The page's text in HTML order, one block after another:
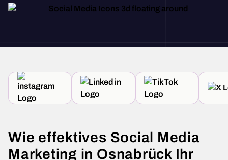
Wie effektives Social Media
Marketing in Osnabrück Ihr